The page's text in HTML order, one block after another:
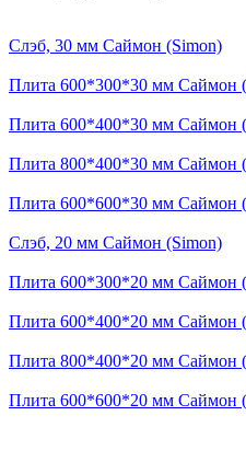
Слэб, 30 мм Саймон (Simon)
Плита 600*300*30 мм Саймон
Плита 600*400*30 мм Саймон
Плита 800*400*30 мм Саймон
Плита 600*600*30 мм Саймон
Слэб, 20 мм Саймон (Simon)
Плита 600*300*20 мм Саймон
Плита 600*400*20 мм Саймон
Плита 800*400*20 мм Саймон
Плита 600*600*20 мм Саймон